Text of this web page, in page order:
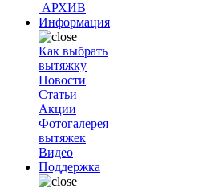
АРХИВ
Информация
Как выбрать
вытяжку
Новости
Статьи
Акции
Фотогалерея
вытяжек
Видео
Поддержка